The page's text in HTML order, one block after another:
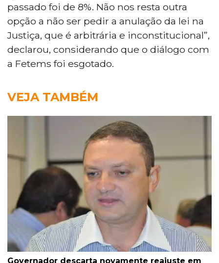
passado foi de 8%. Não nos resta outra
opção a não ser pedir a anulação da lei na
Justiça, que é arbitrária e inconstitucional”,
declarou, considerando que o diálogo com
a Fetems foi esgotado.
VEJA TAMBÉM
Governador descarta novamente reajuste em